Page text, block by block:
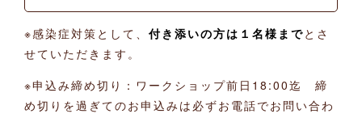
※感染症対策として、 付き添いの方は１名様までとさ
せていただきます。
※申込み締め切り：ワークショップ前日18:00迄 締
め切りを過ぎてのお申込みは必ずお電話でお問い合わ